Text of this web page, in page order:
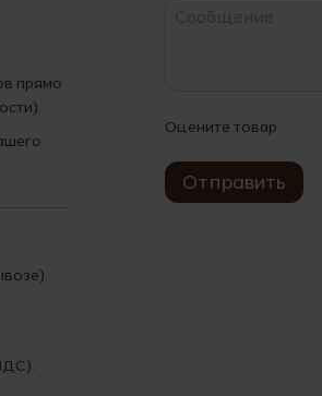
прямо
Оцените товар
Отправить